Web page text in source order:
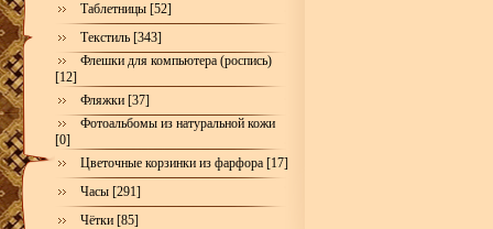
Таблетницы [52]
Текстиль [343]
Флешки для компьютера (роспись)
[12]
Фляжки [37]
Фотоальбомы из натуральной кожи
[0]
Цветочные корзинки из фарфора [17]
Часы [291]
Чётки [85]